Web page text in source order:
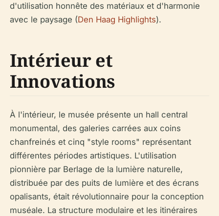
d'utilisation honnête des matériaux et d'harmonie
avec le paysage (Den Haag Highlights).
Intérieur et
Innovations
À l'intérieur, le musée présente un hall central
monumental, des galeries carrées aux coins
chanfreinés et cinq "style rooms" représentant
différentes périodes artistiques. L'utilisation
pionnière par Berlage de la lumière naturelle,
distribuée par des puits de lumière et des écrans
opalisants, était révolutionnaire pour la conception
muséale. La structure modulaire et les itinéraires